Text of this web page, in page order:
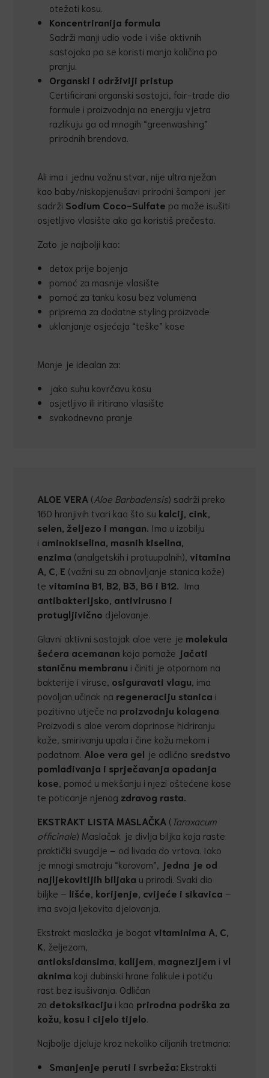
otežati kosu.
Koncentriranija formula
Sadrži manji udio vode i više aktivnih
sastojaka pa se koristi manja količina po
pranju.
Organski i održiviji pristup
Certificirani organski sastojci, fair-trade dio
formule i proizvodnja na energiju vjetra
razlikuju ga od mnogih “greenwashing”
prirodnih brendova.
Ali ima i jednu važnu stvar, nije ultra nježan
kao baby/niskopjenušavi prirodni šamponi jer
sadrži Sodium Coco-Sulfate pa može isušiti
osjetljivo vlasište ako ga koristiš prečesto.
Zato je najbolji kao:
detox prije bojenja
pomoć za masnije vlasište
pomoć za tanku kosu bez volumena
priprema za dodatne styling proizvode
uklanjanje osjećaja “teške” kose
Manje je idealan za:
jako suhu kovrčavu kosu
osjetljivo ili iritirano vlasište
svakodnevno pranje
ALOE VERA (Aloe Barbadensis) sadrži preko
160 hranjivih tvari kao što su kalcij, cink,
selen, željezo i mangan. Ima u izobilju
i aminokiselina, masnih kiselina,
enzima (analgetskih i protuupalnih), vitamina
A, C, E (važni su za obnavljanje stanica kože)
te vitamina B1, B2, B3, B6 i B12.
Ima
antibakterijsko, antivirusno i
protugljivično djelovanje.
Glavni aktivni sastojak aloe vere je molekula
šećera acemanan koja pomaže jačati
staničnu membranu i činiti je otpornom na
bakterije i viruse, osiguravati vlagu , ima
povoljan učinak na regeneraciju stanica i
pozitivno utječe na proizvodnju kolagena
Proizvodi s aloe verom doprinose hidriranju
kože, smirivanju upala i čine kožu mekom i
podatnom. Aloe vera gel je odlično sredstvo
pomlađivanja i sprječavanja opadanja
kose , pomoć u mekšanju i njezi oštećene kose
te poticanje njenog zdravog rasta
EKSTRAKT LISTA MASLAČKA (Taraxacum
officinale) Maslačak je divlja biljka koja raste
praktički svugdje – od livada do vrtova. Iako
je mnogi smatraju “korovom”,
jedna je od
najljekovitijih biljaka u prirodi. Svaki dio
biljke – lišće, korijenje, cvijeće i sikavica –
ima svoja ljekovita djelovanja.
Ekstrakt maslačka je bogat vitaminima A, C,
K , željezom,
antioksidansima kalijem magnezijem i vl
aknima koji dubinski hrane folikule i potiču
rast bez isušivanja. Odličan
za detoksikaciju i kao prirodna podrška za
kožu, kosu i cijelo tijelo
Najbolje djeluje kroz nekoliko ciljanih tretmana:
Smanjenje peruti i svrbeža: Ekstrakti